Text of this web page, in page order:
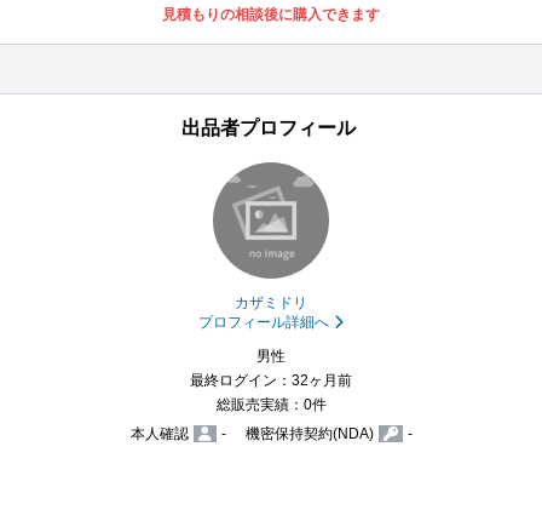
見積もりの相談後に購入できます
出品者プロフィール
カザミドリ
プロフィール詳細へ
男性
最終ログイン：32ヶ月前
総販売実績：0件
本人確認
- 機密保持契約(NDA) -